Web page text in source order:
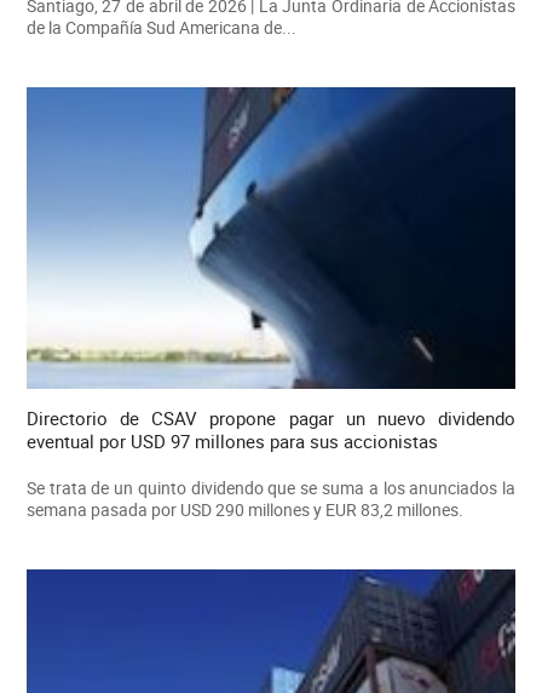
Santiago, 27 de abril de 2026 | La Junta Ordinaria de Accionistas
de la Compañía Sud Americana de...
Directorio de CSAV propone pagar un nuevo dividendo
eventual por USD 97 millones para sus accionistas
Se trata de un quinto dividendo que se suma a los anunciados la
semana pasada por USD 290 millones y EUR 83,2 millones.